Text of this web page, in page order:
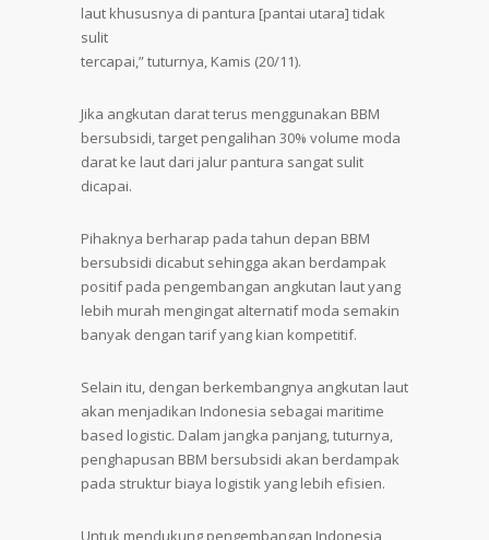
laut khususnya di pantura [pantai utara] tidak
sulit
tercapai,” tuturnya, Kamis (20/11).
Jika angkutan darat terus menggunakan BBM
bersubsidi, target pengalihan 30% volume moda
darat ke laut dari jalur pantura sangat sulit
dicapai.
Pihaknya berharap pada tahun depan BBM
bersubsidi dicabut sehingga akan berdampak
positif pada pengembangan angkutan laut yang
lebih murah mengingat alternatif moda semakin
banyak dengan tarif yang kian kompetitif.
Selain itu, dengan berkembangnya angkutan laut
akan menjadikan Indonesia sebagai maritime
based logistic. Dalam jangka panjang, tuturnya,
penghapusan BBM bersubsidi akan berdampak
pada struktur biaya logistik yang lebih efisien.
Untuk mendukung pengembangan Indonesia